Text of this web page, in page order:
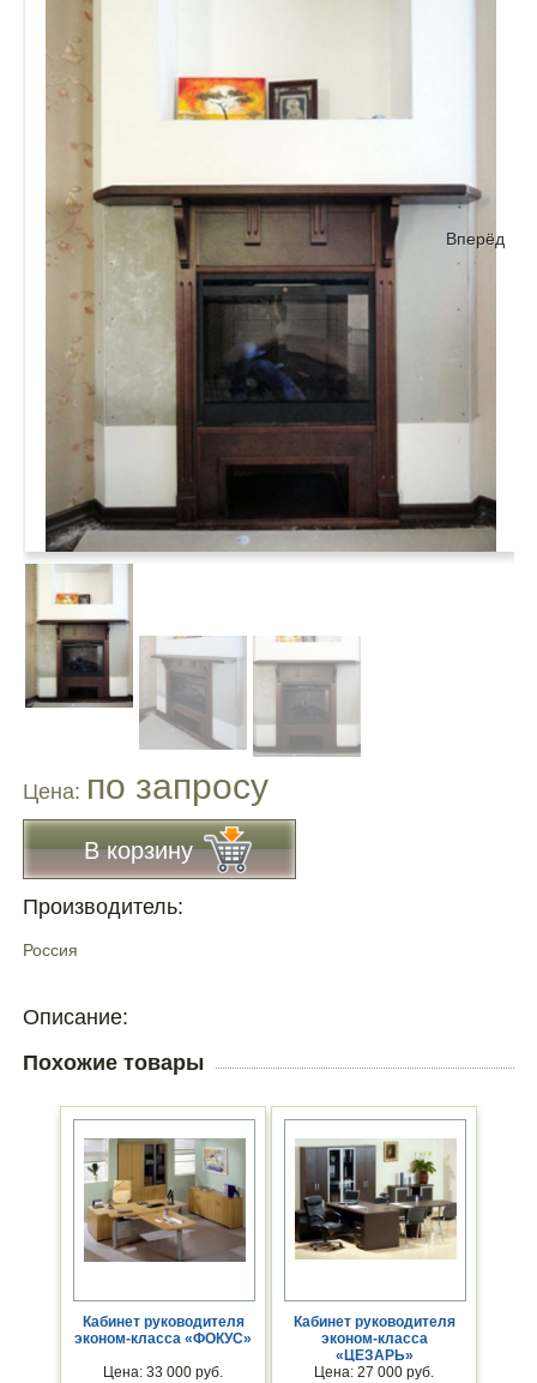
Вперёд
Цена: по запросу
В корзину
Производитель:
Россия
Описание:
Похожие товары
Кабинет руководителя
эконом-класса «ФОКУС»
Цена: 33 000 руб.
Кабинет руководителя
эконом-класса
«ЦЕЗАРЬ»
Цена: 27 000 руб.